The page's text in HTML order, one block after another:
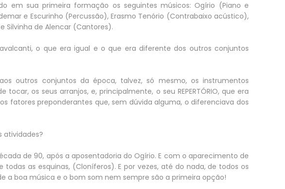
em sua primeira formação os seguintes músicos: Ogírio (Piano e
e Escurinho (Percussão), Erasmo Tenório (Contrabaixo acústico),
Silvinha de Alencar (Cantores).
o que era igual e o que era diferente dos outros conjuntos
outros conjuntos da época, talvez, só mesmo, os instrumentos
tocar, os seus arranjos, e, principalmente, o seu REPERTÓRIO, que era
fatores preponderantes que, sem dúvida alguma, o diferenciava dos
atividades?
de 90, após a aposentadoria do Ogírio. E com o aparecimento de
todas as esquinas, (Cloníferos). E por vezes, até do nada, de todos os
a boa música e o bom som nem sempre são a primeira opção!